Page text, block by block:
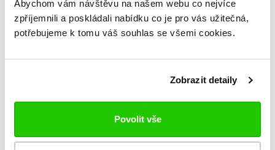
Abychom vám návštěvu na našem webu co nejvíce
zpříjemnili a poskládali nabídku co je pro vás užitečná,
potřebujeme k tomu váš souhlas se všemi cookies.
Zobrazit detaily
Povolit vše
Brusle na míru?
Navštivte nás na
prodejně.
výkon, využívá novou, nejmodernější technologii